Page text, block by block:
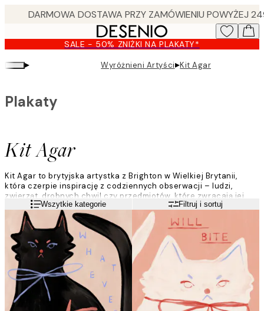
content.
SALE - 50% ZNIŻKI NA PLAKATY*
▸ Wyróżnieni Artyści▸Kit Agar
Kit Agar
Plakaty
Kit Agar​ to brytyjska artystka z Brighton w Wielkiej Brytanii,
która czerpie inspirację z codziennych obserwacji – ludzi,
zwierząt, drobnych chwil czy przedmiotów, które zwracają jej
uwagę. Studiowała ilustrację na University of the Arts w
Londynie, którą ukończyła w 2017 roku.
Czytaj więcejWszytkie kategorie Filtruj i sortuj